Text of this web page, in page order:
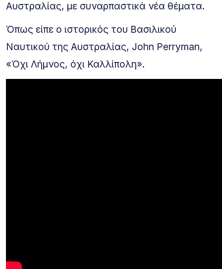
Αυστραλίας, με συναρπαστικά νέα θέματα.
Όπως είπε ο ιστορικός του Βασιλικού
Ναυτικού της Αυστραλίας, John Perryman,
«Όχι Λήμνος, όχι Καλλίπολη».